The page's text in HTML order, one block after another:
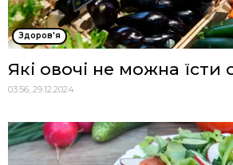
Здоров'я
Які овочі не можна їсти
03:56, 29.12.2024